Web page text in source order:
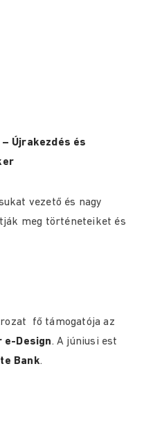
Újrakezdés és
vezető és nagy
meg történeteiket és
fő támogatója az
e-Design. A júniusi est
Bank.